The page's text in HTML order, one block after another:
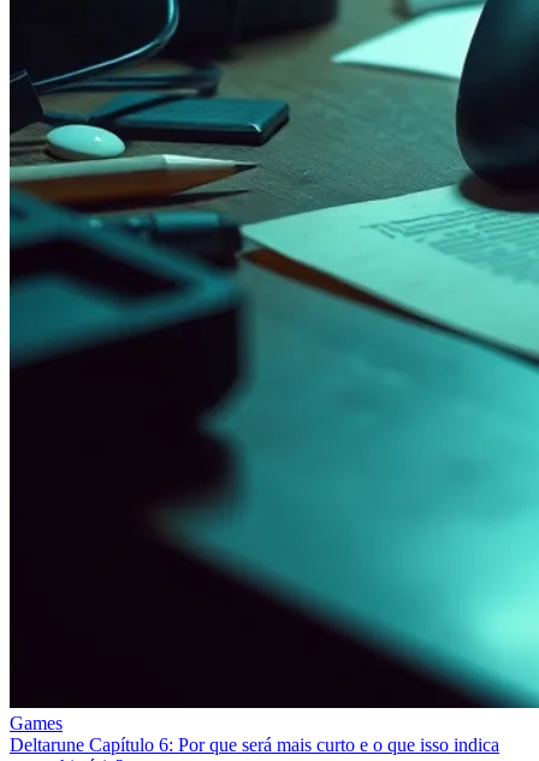
Games
Deltarune Capítulo 6: Por que será mais curto e o que isso indica